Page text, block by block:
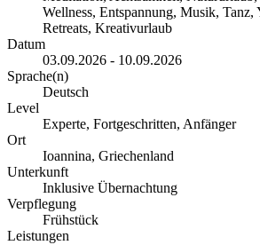
Wellness, Entspannung, Musik, Tanz,
Retreats, Kreativurlaub
Datum
03.09.2026 - 10.09.2026
Sprache(n)
Deutsch
Level
Experte, Fortgeschritten, Anfänger
Ort
Ioannina, Griechenland
Unterkunft
Inklusive Übernachtung
Verpflegung
Frühstück
Leistungen